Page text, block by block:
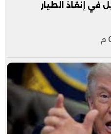
في إنقاذ الطيار